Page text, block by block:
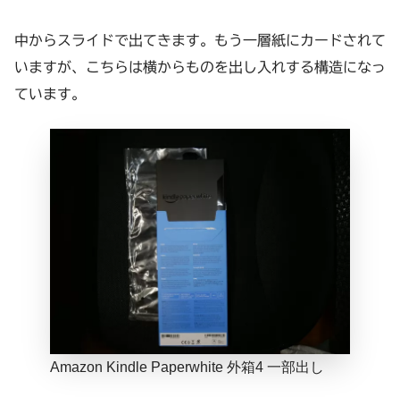
中からスライドで出てきます。もう一層紙にカードされて
いますが、こちらは横からものを出し入れする構造になっ
ています。
Amazon Kindle Paperwhite 外箱4 一部出し